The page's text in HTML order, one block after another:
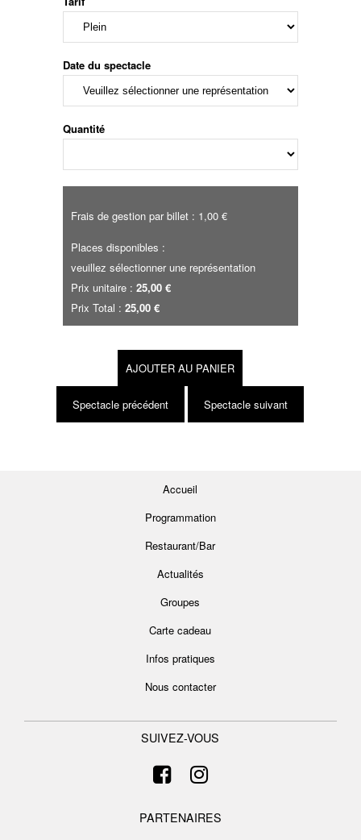
Date du spectacle
Quantité
Frais de gestion par billet : 1,00 €
Places disponibles :
veuillez sélectionner une représentation
Prix unitaire : 25,00 €
Prix Total : 25,00 €
AJOUTER AU PANIER
Spectacle précédent Spectacle suivant
Accueil
Programmation
Restaurant/Bar
Actualités
Groupes
Carte cadeau
Infos pratiques
Nous contacter
SUIVEZ-VOUS
PARTENAIRES